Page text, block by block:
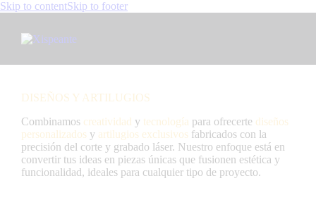
Skip to contentSkip to footer
DISEÑOS Y ARTILUGIOS
Combinamos creatividad y tecnología para ofrecerte diseños
personalizados y artilugios exclusivos fabricados con la
precisión del corte y grabado láser. Nuestro enfoque está en
convertir tus ideas en piezas únicas que fusionen estética y
funcionalidad, ideales para cualquier tipo de proyecto.